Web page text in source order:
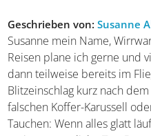
Geschrieben von:Susanne
Susanne mein Name,
Reisen plane ich gerne und
dann teilweise bereits im
Blitzeinschlag kurz nach
falschen Koffer-Karussell
Tauchen: Wenn alles glatt